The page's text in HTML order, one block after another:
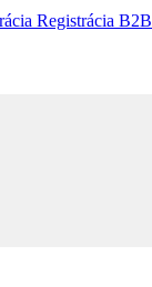
Registrácia B2B